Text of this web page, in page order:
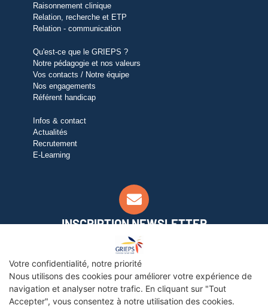
Votre confidentialité, notre priorité
Nous utilisons des cookies pour améliorer votre expérience de
navigation et analyser notre trafic. En cliquant sur "Tout
Accepter", vous consentez à notre utilisation des cookies.
Raisonnement clinique
Relation, recherche et ETP
Relation - communication
Qu'est-ce que le GRIEPS ?
Notre pédagogie et nos valeurs
Vos contacts / Notre équipe
Nos engagements
Référent handicap
Infos & contact
Actualités
Recrutement
E-Learning
INSCRIPTION NEWSLETTER
Pour suivre notre actualité, inscrivez-vous à notre
newsletter ci-contre
OK